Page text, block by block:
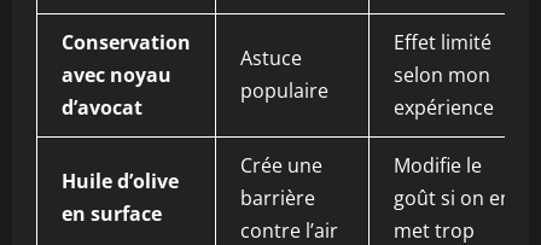
Conservation
avec noyau
d’avocat
Astuce
populaire
Effet limité
selon mon
expérience
Huile d’olive
en surface
Crée une
barrière
contre l’air
Modifie le
goût si on en
met trop